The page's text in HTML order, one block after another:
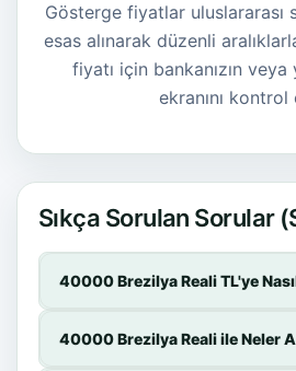
Gösterge fiyatlar uluslararası
esas alınarak düzenli
fiyatı için bankanızın
ekranını kontrol
Sıkça Sorulan Sorular
40000 Brezilya Reali TL'ye
40000 Brezilya Reali ile Neler